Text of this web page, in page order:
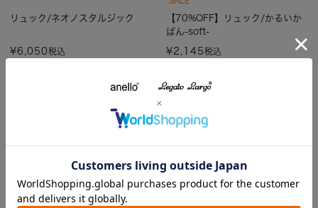
リュック/ネオノスタルジック
¥6,050税込
【70%OFF】リュック/かるいか
ばん-soft-
¥2,145税込